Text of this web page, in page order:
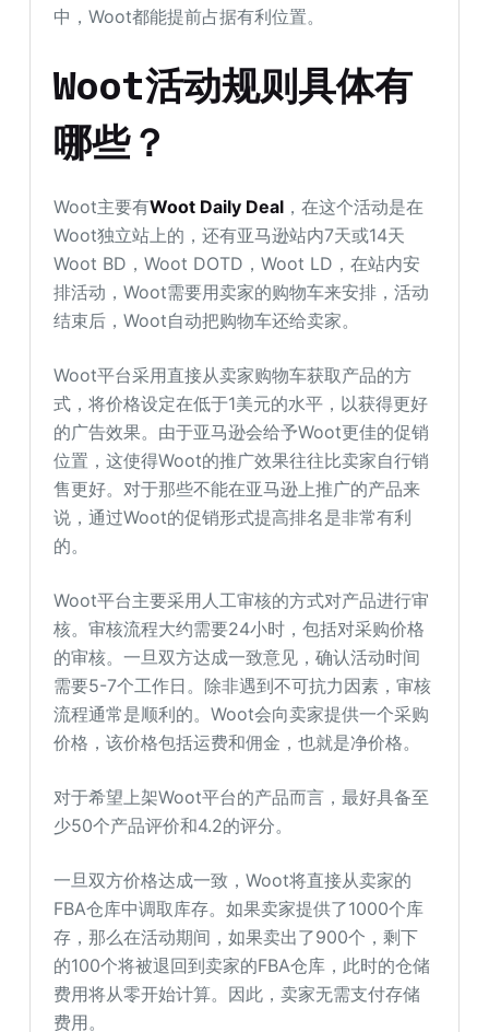
中，Woot都能提前占据有利位置。
Woot活动规则具体有
哪些？
Woot主要有Woot Daily Deal ，在这个活动是在
Woot独立站上的，还有亚马逊站内7天或14天
Woot BD，Woot DOTD，Woot LD，在站内安
排活动，Woot需要用卖家的购物车来安排，活动
结束后，Woot自动把购物车还给卖家。
Woot平台采用直接从卖家购物车获取产品的方
式，将价格设定在低于1美元的水平，以获得更好
的广告效果。由于亚马逊会给予Woot更佳的促销
位置，这使得Woot的推广效果往往比卖家自行销
售更好。对于那些不能在亚马逊上推广的产品来
说，通过Woot的促销形式提高排名是非常有利
的。
Woot平台主要采用人工审核的方式对产品进行审
核。审核流程大约需要24小时，包括对采购价格
的审核。一旦双方达成一致意见，确认活动时间
需要5-7个工作日。除非遇到不可抗力因素，审核
流程通常是顺利的。Woot会向卖家提供一个采购
价格，该价格包括运费和佣金，也就是净价格。
对于希望上架Woot平台的产品而言，最好具备至
少50个产品评价和4.2的评分。
一旦双方价格达成一致，Woot将直接从卖家的
FBA仓库中调取库存。如果卖家提供了1000个库
存，那么在活动期间，如果卖出了900个，剩下
的100个将被退回到卖家的FBA仓库，此时的仓储
费用将从零开始计算。因此，卖家无需支付存储
费用。